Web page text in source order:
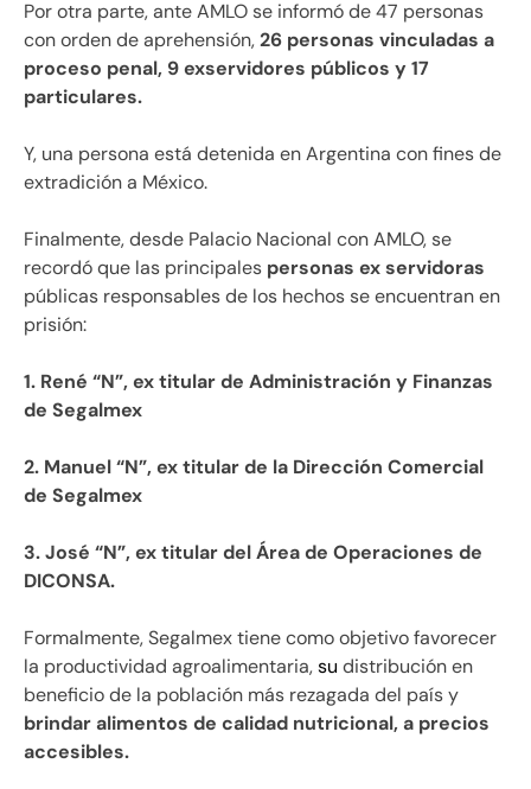
Por otra parte, ante AMLO se informó de 47 personas
con orden de aprehensión,26 personas vinculadas a
proceso penal, 9 exservidores públicos y 17
particulares.
Y, una persona está detenida en Argentina con fines de
extradición a México.
Finalmente, desde Palacio Nacional con AMLO, se
recordó que las principales personas ex servidoras
públicas responsables de los hechos se encuentran en
prisión:
1. René “N”, ex titular de Administración y Finanzas
de Segalmex
2. Manuel “N”, ex titular de la Dirección Comercial
de Segalmex
3. José “N”, ex titular del Área de Operaciones de
DICONSA.
Formalmente, Segalmex tiene como objetivo favorecer
la productividad agroalimentaria,su distribución en
beneficio de la población más rezagada del país y
brindar alimentos de calidad nutricional, a precios
accesibles.